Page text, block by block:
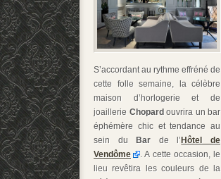
S’accordant au rythme effréné de
cette folle semaine, la célèbre
maison d’horlogerie et de
joaillerie Chopard ouvrira un bar
éphémère chic et tendance au
sein du
Bar de l’ Hôtel de
Vendôme
. A cette occasion, le
lieu revêtira les couleurs de la